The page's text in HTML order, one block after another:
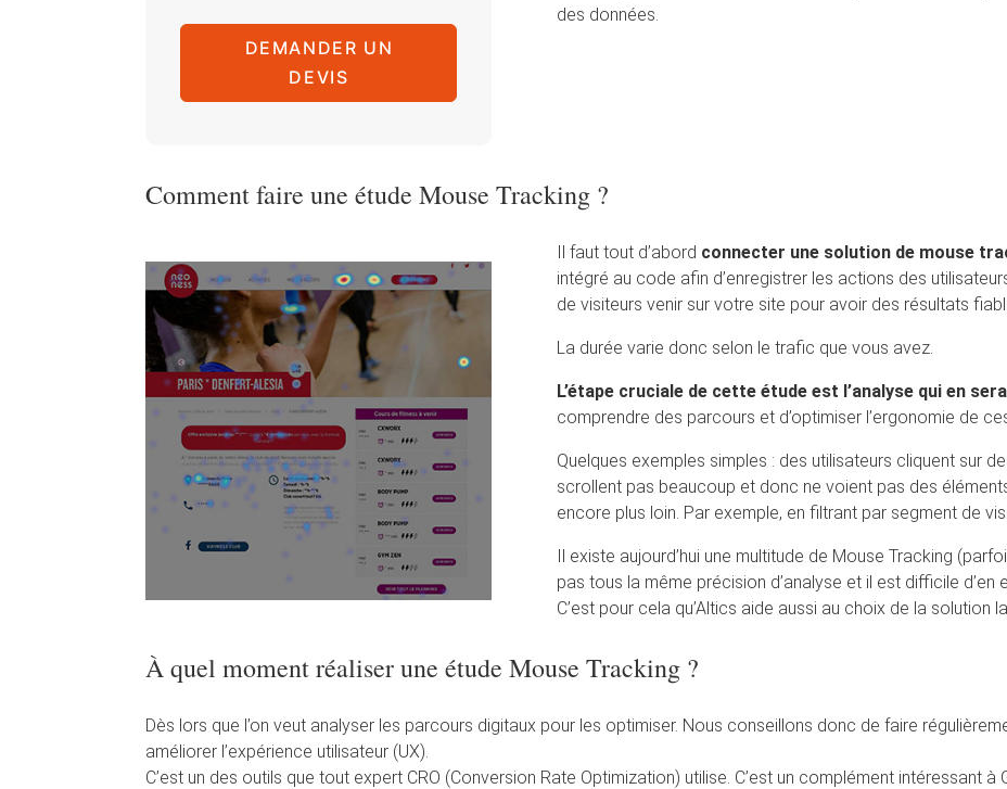
DEMANDER UN
DEVIS
des données.
Comment faire une étude Mouse Tracking ?
Il faut tout d’abord connecter une solution de mouse
intégré au code afin d’enregistrer les actions des
de visiteurs venir sur votre site pour avoir des résultats
La durée varie donc selon le trafic que vous avez.
L’étape cruciale de cette étude est l’analyse qui en
comprendre des parcours et d’optimiser l’ergonomie de
Quelques exemples simples : des utilisateurs cliquent sur
scrollent pas beaucoup et donc ne voient pas des
encore plus loin. Par exemple, en filtrant par segment de
Il existe aujourd’hui une multitude de Mouse Tracking
pas tous la même précision d’analyse et il est difficile
C’est pour cela qu’Altics aide aussi au choix de la solution
À quel moment réaliser une étude Mouse Tracking ?
Dès lors que l’on veut analyser les parcours digitaux pour les optimiser. Nous conseillons donc de faire
améliorer l’expérience utilisateur (UX).
C’est un des outils que tout expert CRO (Conversion Rate Optimization) utilise. C’est un complément intéressant à